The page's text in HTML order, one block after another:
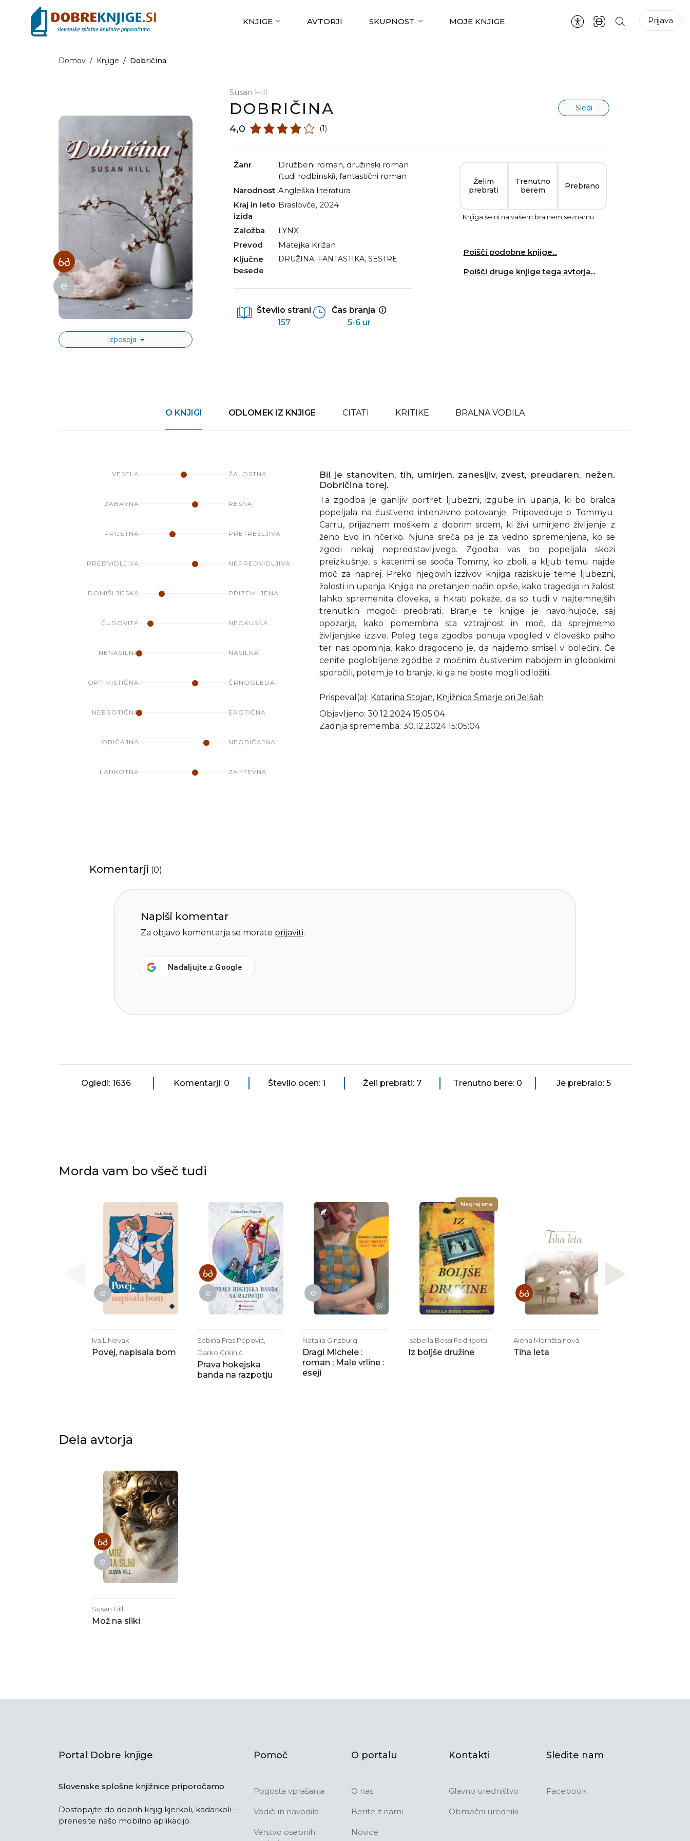
KNJIGE AVTORJI SKUPNOST MOJE KNJIGE Prijava
Domov / Knjige / Dobričina
e
Izposoja
Susan Hill
DOBRIČINA Sledi
4,0 (1)
Žanr družbeni roman, družinski roman
(tudi rodbinski), fantastični roman
Narodnost
angleška literatura
Kraj in leto
izida
Braslovče, 2024
Založba
LYNX
Prevod
Matejka Križan
Ključne
besede
DRUŽINA, FANTASTIKA, SESTRE
Število strani
157
Čas branja
5-6 ur
Želim
prebrati
Trenutno
berem
Prebrano
Knjiga še ni na vašem bralnem seznamu.
Poišči podobne knjige...
Poišči druge knjige tega avtorja...
O KNJIGI ODLOMEK IZ KNJIGE CITATI KRITIKE BRALNA VODILA
VESELA ŽALOSTNA
ZABAVNA RESNA
PRIJETNA PRETRESLJIVA
PREDVIDLJIVA NEPREDVIDLJIVA
DOMIŠLJIJSKA PRIZEMLJENA
ČUDOVITA NEOKUSNA
NENASILNA NASILNA
OPTIMISTIČNA ČRNOGLEDA
NEEROTIČNA EROTIČNA
OBIČAJNA NEOBIČAJNA
LAHKOTNA ZAHTEVNA
Bil je stanoviten, tih, umirjen, zanesljiv, zvest, preudaren, nežen.
Dobričina torej.
Ta zgodba je ganljiv portret ljubezni, izgube in upanja, ki bo bralca
popeljala na čustveno intenzivno potovanje. Pripoveduje o Tommyu
Carru, prijaznem moškem z dobrim srcem, ki živi umirjeno življenje z
ženo Evo in hčerko. Njuna sreča pa je za vedno spremenjena, ko se
zgodi nekaj nepredstavljivega. Zgodba vas bo popeljala skozi
preizkušnje, s katerimi se sooča Tommy, ko zboli, a kljub temu najde
moč za naprej. Preko njegovih izzivov knjiga raziskuje teme ljubezni,
žalosti in upanja. Knjiga na pretanjen način opiše, kako tragedija in žalost
lahko spremenita človeka, a hkrati pokaže, da so tudi v najtemnejših
trenutkih mogoči preobrati. Branje te knjige je navdihujoče, saj
opozarja, kako pomembna sta vztrajnost in moč, da sprejmemo
življenjske izzive. Poleg tega zgodba ponuja vpogled v človeško psiho
ter nas opominja, kako dragoceno je, da najdemo smisel v bolečini. Če
cenite poglobljene zgodbe z močnim čustvenim nabojem in globokimi
sporočili, potem je to branje, ki ga ne boste mogli odložiti.
Prispeval(a): Katarina Stojan, Knjižnica Šmarje pri Jelšah
Objavljeno: 30.12.2024 15:05:04
Zadnja sprememba: 30.12.2024 15:05:04
Komentarji (0)
Napiši komentar
Za objavo komentarja se morate prijaviti.
Nadaljujte z Google
Ogledi: 1636 Komentarji: 0 Število ocen: 1 Želi prebrati: 7 Trenutno bere: 0 Je prebralo: 5
Morda vam bo všeč tudi
e
Iva L Novak
Povej, napisala bom
e
Sabina Fras Popović,
Darko Grkinić
Prava hokejska
banda na razpotju
e
Natalia Ginzburg
Dragi Michele :
roman ; Male vrline :
eseji
Nagrajena
Isabella Bossi Fedrigotti
Iz boljše družine
Alena Mornštajnová
Tiha leta
Dela avtorja
e
Susan Hill
Mož na sliki
Portal Dobre knjige
Slovenske splošne knjižnice priporočamo
Dostopajte do dobrih knjig kjerkoli, kadarkoli –
prenesite našo mobilno aplikacijo.
Pomoč
Pogosta vprašanja
Vodiči in navodila
Varstvo osebnih
O portalu
O nas
Berite z nami
Novice
Kontakti
Glavno uredništvo
Območni uredniki
Sledite nam
Facebook